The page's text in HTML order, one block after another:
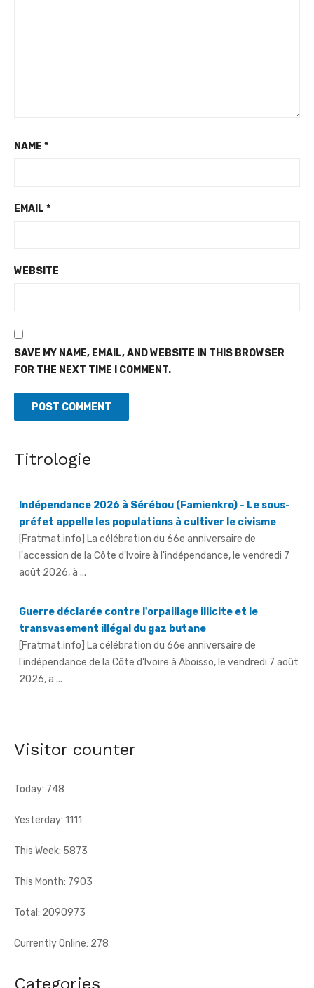
NAME *
EMAIL *
WEBSITE
SAVE MY NAME, EMAIL, AND WEBSITE IN THIS BROWSER
FOR THE NEXT TIME I COMMENT.
Titrologie
préfet appelle les populations à cultiver le civisme
[Fratmat.info] La célébration du 66e anniversaire de
l'accession de la Côte d'Ivoire à l'indépendance, le vendredi 7
août 2026, à ...
transvasement illégal du gaz butane
[Fratmat.info] La célébration du 66e anniversaire de
l'indépendance de la Côte d'Ivoire à Aboisso, le vendredi 7 août
2026, a ...
[Fratmat.info] La ville de Sandegué, dans la région du
anniversaire ...
Visitor counter
Today: 748
Yesterday: 1111
This Week: 5873
This Month: 7903
Total: 2090973
Currently Online: 278